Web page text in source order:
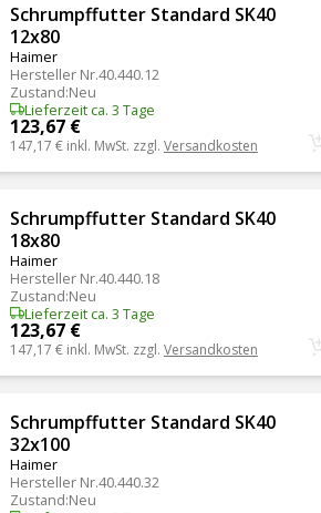
Schrumpffutter Standard SK40
12x80
Haimer
Hersteller Nr.40.440.12
Zustand:Neu
Lieferzeit ca. 3 Tage
123,67 €
147,17 € inkl. MwSt. zzgl. Versandkosten
Schrumpffutter Standard SK40
18x80
Haimer
Hersteller Nr.40.440.18
Zustand:Neu
Lieferzeit ca. 3 Tage
123,67 €
147,17 € inkl. MwSt. zzgl. Versandkosten
Schrumpffutter Standard SK40
32x100
Haimer
Hersteller Nr.40.440.32
Zustand:Neu